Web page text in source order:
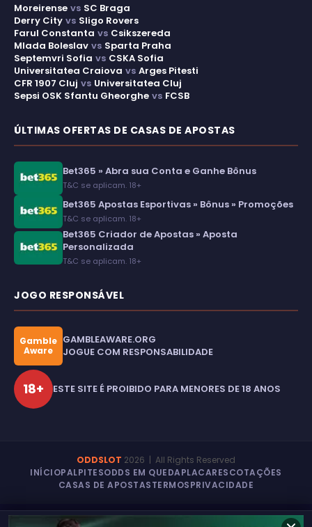
Moreirense vs SC Braga
Derry City vs Sligo Rovers
Farul Constanta vs Csikszereda
Mlada Boleslav vs Sparta Praha
Septemvri Sofia vs CSKA Sofia
Universitatea Craiova vs Arges Pitesti
CFR 1907 Cluj vs Universitatea Cluj
Sepsi OSK Sfantu Gheorghe vs FCSB
ÚLTIMAS OFERTAS DE CASAS DE APOSTAS
Bet365 » Abra sua Conta e Ganhe Bônus
T&C se aplicam. 18+
Bet365 Apostas Esportivas » Bônus » Promoções
T&C se aplicam. 18+
Bet365 Criador de Apostas » Aposta
Personalizada
T&C se aplicam. 18+
JOGO RESPONSÁVEL
Gamble
Aware
GAMBLEAWARE.ORG
JOGUE COM RESPONSABILIDADE
18+ ESTE SITE É PROIBIDO PARA MENORES DE 18 ANOS
ODDSLOT 2026 | All Rights Reserved
INÍCIOPALPITESODDS EM QUEDAPLACARESCOTAÇÕES
CASAS DE APOSTASTERMOSPRIVACIDADE